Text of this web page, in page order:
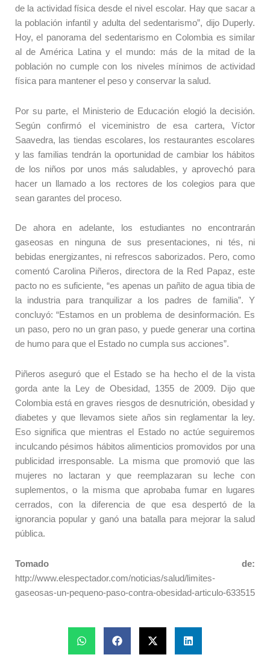
de la actividad física desde el nivel escolar. Hay que sacar a
la población infantil y adulta del sedentarismo”, dijo Duperly.
Hoy, el panorama del sedentarismo en Colombia es similar
al de América Latina y el mundo: más de la mitad de la
población no cumple con los niveles mínimos de actividad
física para mantener el peso y conservar la salud.
Por su parte, el Ministerio de Educación elogió la decisión.
Según confirmó el viceministro de esa cartera, Víctor
Saavedra, las tiendas escolares, los restaurantes escolares
y las familias tendrán la oportunidad de cambiar los hábitos
de los niños por unos más saludables, y aprovechó para
hacer un llamado a los rectores de los colegios para que
sean garantes del proceso.
De ahora en adelante, los estudiantes no encontrarán
gaseosas en ninguna de sus presentaciones, ni tés, ni
bebidas energizantes, ni refrescos saborizados. Pero, como
comentó Carolina Piñeros, directora de la Red Papaz, este
pacto no es suficiente, “es apenas un pañito de agua tibia de
la industria para tranquilizar a los padres de familia”. Y
concluyó: “Estamos en un problema de desinformación. Es
un paso, pero no un gran paso, y puede generar una cortina
de humo para que el Estado no cumpla sus acciones”.
Piñeros aseguró que el Estado se ha hecho el de la vista
gorda ante la Ley de Obesidad, 1355 de 2009. Dijo que
Colombia está en graves riesgos de desnutrición, obesidad y
diabetes y que llevamos siete años sin reglamentar la ley.
Eso significa que mientras el Estado no actúe seguiremos
inculcando pésimos hábitos alimenticios promovidos por una
publicidad irresponsable. La misma que promovió que las
mujeres no lactaran y que reemplazaran su leche con
suplementos, o la misma que aprobaba fumar en lugares
cerrados, con la diferencia de que esa despertó de la
ignorancia popular y ganó una batalla para mejorar la salud
pública.
Tomado de:
http://www.elespectador.com/noticias/salud/limites-
gaseosas-un-pequeno-paso-contra-obesidad-articulo-633515